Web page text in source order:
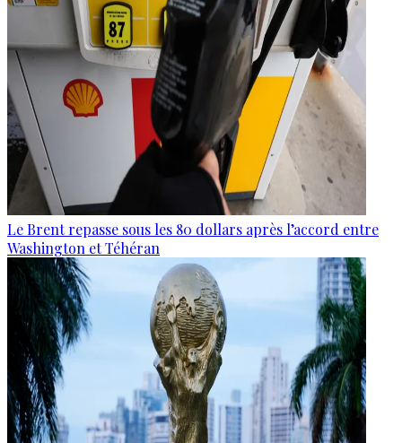
Le Brent repasse sous les 80 dollars après l’accord entre
Washington et Téhéran